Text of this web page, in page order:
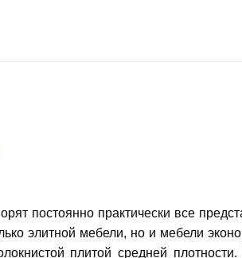
постоянно практически все
элитной мебели, но и мебели
плитой средней